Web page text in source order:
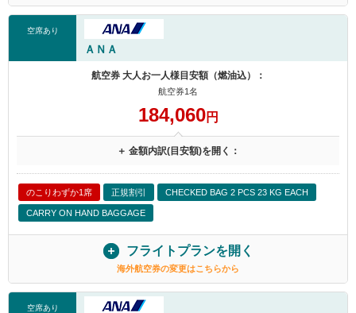
空席あり
ＡＮＡ
航空券 大人お一人様目安額（燃油込）：
航空券1名
184,060円
＋ 金額内訳(目安額)を開く：
のこりわずか1席 正規割引 CHECKED BAG 2 PCS 23 KG EACH
CARRY ON HAND BAGGAGE
フライトプランを開く
海外航空券の変更はこちらから
空席あり